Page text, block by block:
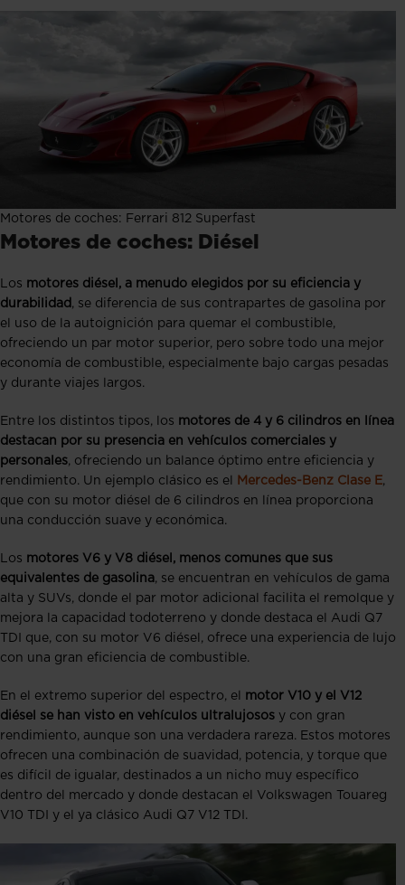
Motores de coches: Ferrari 812 Superfast
Motores de coches: Diésel
Los motores diésel, a menudo elegidos por su eficiencia y
durabilidad , se diferencia de sus contrapartes de gasolina por
el uso de la autoignición para quemar el combustible,
ofreciendo un par motor superior, pero sobre todo una mejor
economía de combustible, especialmente bajo cargas pesadas
y durante viajes largos.
Entre los distintos tipos, los motores de 4 y 6 cilindros en línea
destacan por su presencia en vehículos comerciales y
personales, ofreciendo un balance óptimo entre eficiencia y
rendimiento. Un ejemplo clásico es el
Mercedes-Benz Clase E,
que con su motor diésel de 6 cilindros en línea proporciona
una conducción suave y económica.
Los motores V6 y V8 diésel, menos comunes que sus
equivalentes de gasolina, se encuentran en vehículos de gama
alta y SUVs, donde el par motor adicional facilita el remolque y
mejora la capacidad todoterreno y donde destaca el Audi Q7
TDI que, con su motor V6 diésel, ofrece una experiencia de lujo
con una gran eficiencia de combustible.
En el extremo superior del espectro, el
motor V10 y el V12
diésel se han visto en vehículos ultralujosos y con gran
rendimiento, aunque son una verdadera rareza. Estos motores
ofrecen una combinación de suavidad, potencia, y torque que
es difícil de igualar, destinados a un nicho muy específico
dentro del mercado y donde destacan el Volkswagen Touareg
V10 TDI y el ya clásico Audi Q7 V12 TDI.